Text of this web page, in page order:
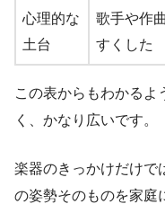
心理的な
土台
歌手や作
すくした
この表からもわかるよ
く、かなり広いです。
楽器のきっかけだけで
の姿勢そのものを家庭